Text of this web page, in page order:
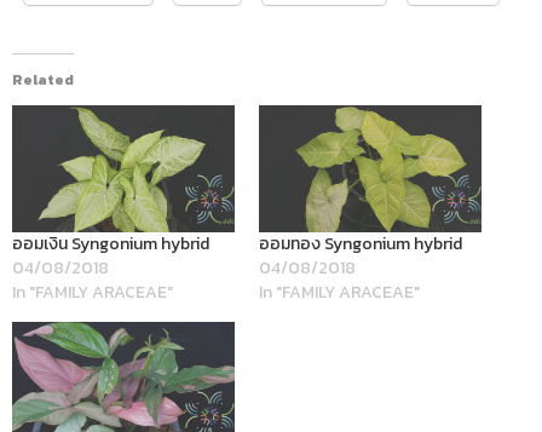
Related
ออมเงิน Syngonium hybrid
04/08/2018
In "FAMILY ARACEAE"
ออมทอง Syngonium hybrid
04/08/2018
In "FAMILY ARACEAE"